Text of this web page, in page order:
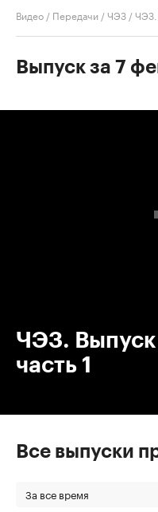
Видео / Передачи /ЧЭЗ /ЧЭЗ.
Выпуск за 7
ЧЭЗ.
часть 1
Все выпуски
За все время